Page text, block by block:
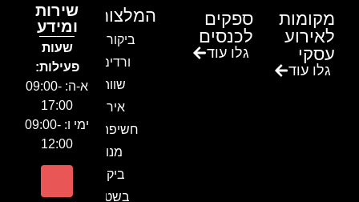
מקומות
לאירוע
עסקי
גלו עוד
ספקים
לכנסים
גלו עוד
המלצות
ביקור בגן
ורדים –
שווה!!
אירוע
חשיפה- זיו
מנור
ביקור
בשטח-
שירות
ומידע
שעות
פעילות:
א-ה: 09:00-
17:00
ימי ו: 09:00-
12:00